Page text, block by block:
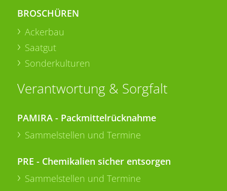
BROSCHÜREN
Ackerbau
Saatgut
Sonderkulturen
Verantwortung & Sorgfalt
PAMIRA - Packmittelrücknahme
Sammelstellen und Termine
PRE - Chemikalien sicher entsorgen
Sammelstellen und Termine